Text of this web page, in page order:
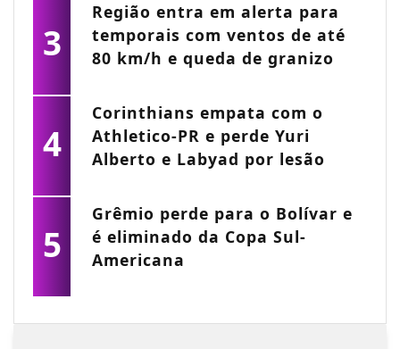
3
Região entra em alerta para
temporais com ventos de até
80 km/h e queda de granizo
4
Corinthians empata com o
Athletico-PR e perde Yuri
Alberto e Labyad por lesão
5
Grêmio perde para o Bolívar e
é eliminado da Copa Sul-
Americana